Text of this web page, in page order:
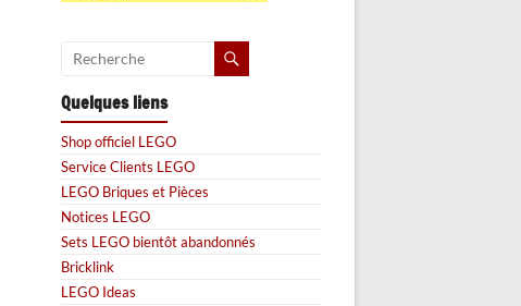
Quelques liens
Shop officiel LEGO
Service Clients LEGO
LEGO Briques et Pièces
Notices LEGO
Sets LEGO bientôt abandonnés
Bricklink
LEGO Ideas